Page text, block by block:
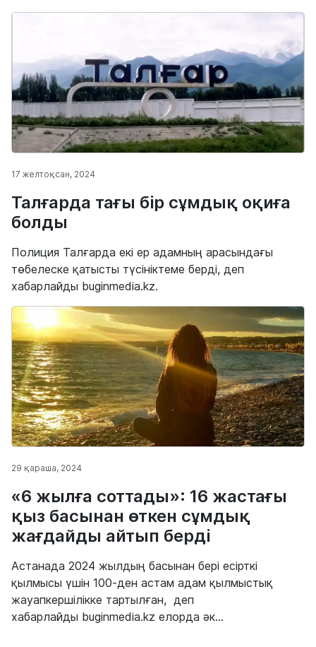
17 желтоқсан, 2024
Талғарда тағы бір сұмдық оқиға
болды
Полиция Талғарда екі ер адамның арасындағы
төбелеске қатысты түсініктеме берді, деп
хабарлайды buginmedia.kz.
29 қараша, 2024
«6 жылға соттады»: 16 жастағы
қыз басынан өткен сұмдық
жағдайды айтып берді
Астанада 2024 жылдың басынан бері есірткі
қылмысы үшін 100-ден астам адам қылмыстық
жауапкершілікке тартылған, деп
хабарлайды buginmedia.kz елорда әк...